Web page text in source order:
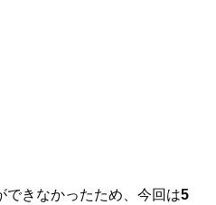
できなかったため、今回は5